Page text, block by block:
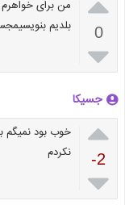
0

من برای
بلدیم بنویسیمجسیکا
جسیکا

-2

خوب بود نمیگم
نکردم